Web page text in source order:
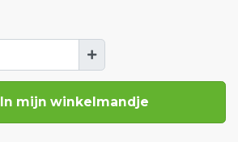
In mijn winkelmandje